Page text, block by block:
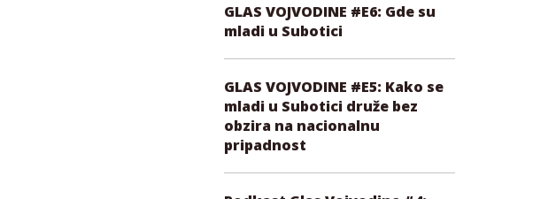
GLAS VOJVODINE #E6: Gde su
mladi u Subotici
GLAS VOJVODINE #E5: Kako se
mladi u Subotici druže bez
obzira na nacionalnu
pripadnost